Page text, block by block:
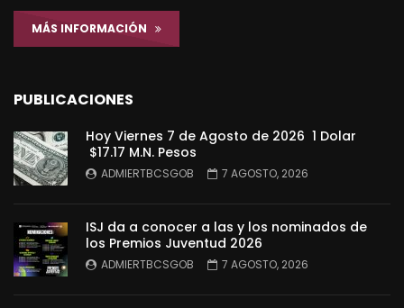
MÁS INFORMACIÓN
PUBLICACIONES
Hoy Viernes 7 de Agosto de 2026 1 Dolar
$17.17 M.N. Pesos
ADMIERTBCSGOB 7 AGOSTO, 2026
ISJ da a conocer a las y los nominados de
los Premios Juventud 2026
ADMIERTBCSGOB 7 AGOSTO, 2026